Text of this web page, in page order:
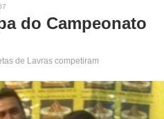
do Campeonato
de Lavras competiram